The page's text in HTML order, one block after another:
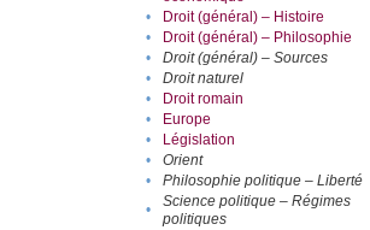
• Droit (général) – Histoire
•
Droit (général) – Philosophie
•
Droit (général) – Sources
•
Droit naturel
•
Droit romain
•
Europe
•
Législation
•
Orient
•
Philosophie politique – Liberté
•
Science politique – Régimes
politiques